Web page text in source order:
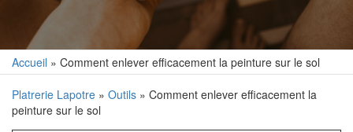
Accueil » Comment enlever efficacement la peinture sur le sol
Platrerie Lapotre » Outils » Comment enlever efficacement la
peinture sur le sol